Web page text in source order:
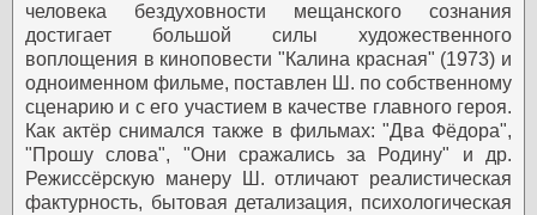
человека бездуховности мещанского сознания
достигает большой силы художественного
воплощения в киноповести "Калина красная" (1973) и
одноименном фильме, поставлен Ш. по собственному
сценарию и с его участием в качестве главного героя.
Как актёр снимался также в фильмах: "Два Фёдора",
"Прошу слова", "Они сражались за Родину" и др.
Режиссёрскую манеру Ш. отличают реалистическая
фактурность, бытовая детализация, психологическая